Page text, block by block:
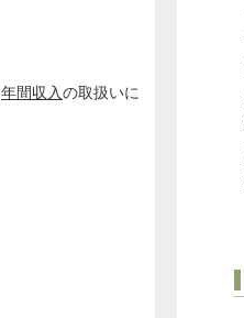
年間収入の取扱いに